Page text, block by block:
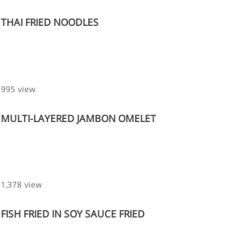
THAI FRIED NOODLES
995 view
MULTI-LAYERED JAMBON OMELET
1,378 view
FISH FRIED IN SOY SAUCE FRIED